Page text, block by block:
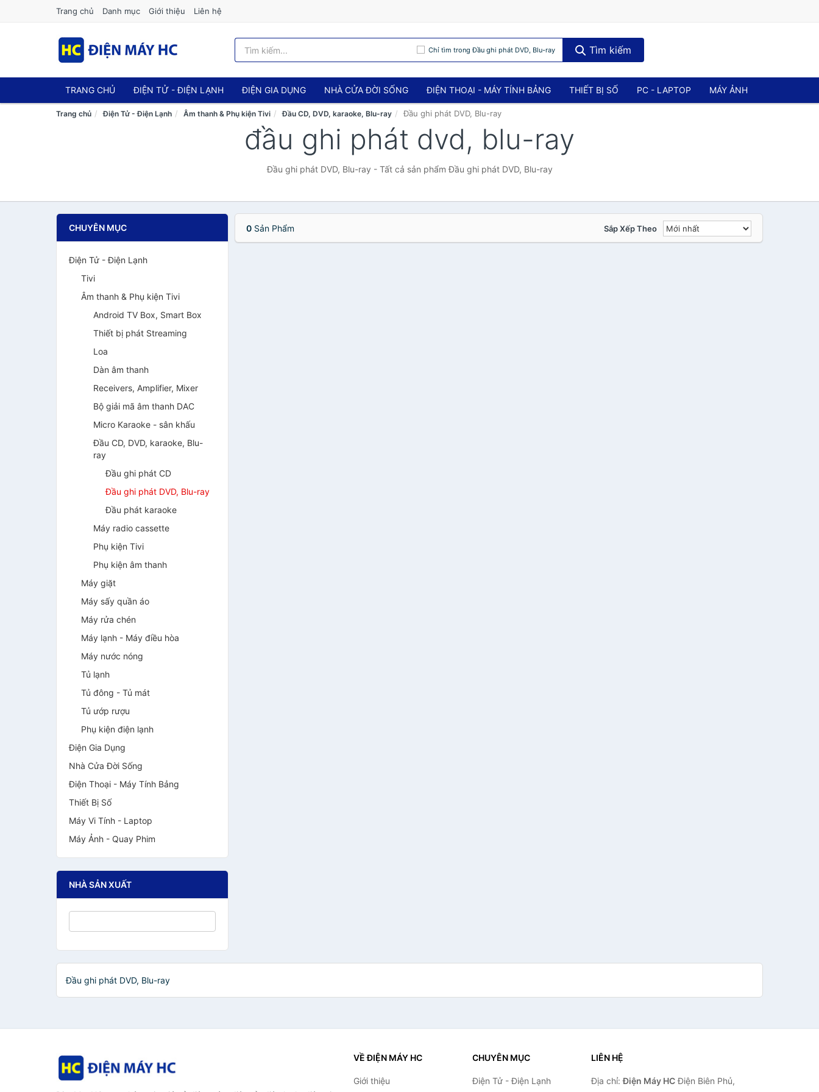
Trang chủ Danh mục Giới thiệu Liên hệ
Chỉ tìm trong Đầu ghi phát DVD, Blu-ray Tìm kiếm
TRANG CHỦ ĐIỆN TỬ - ĐIỆN LẠNH ĐIỆN GIA DỤNG NHÀ CỬA ĐỜI SỐNG ĐIỆN THOẠI - MÁY TÍNH BẢNG THIẾT BỊ SỐ PC - LAPTOP MÁY ẢNH
Trang chủ Điện Tử - Điện Lạnh Âm thanh & Phụ kiện Tivi Đầu CD, DVD, karaoke, Blu-ray Đầu ghi phát DVD, Blu-ray
đầu ghi phát dvd, blu-ray
Đầu ghi phát DVD, Blu-ray - Tất cả sản phẩm Đầu ghi phát DVD, Blu-ray
CHUYÊN MỤC
Điện Tử - Điện Lạnh
Tivi
Âm thanh & Phụ kiện Tivi
Android TV Box, Smart Box
Thiết bị phát Streaming
Loa
Dàn âm thanh
Receivers, Amplifier, Mixer
Bộ giải mã âm thanh DAC
Micro Karaoke - sân khấu
Đầu CD, DVD, karaoke, Blu-
ray
Đầu ghi phát CD
Đầu ghi phát DVD, Blu-ray
Đầu phát karaoke
Máy radio cassette
Phụ kiện Tivi
Phụ kiện âm thanh
Máy giặt
Máy sấy quần áo
Máy rửa chén
Máy lạnh - Máy điều hòa
Máy nước nóng
Tủ lạnh
Tủ đông - Tủ mát
Tủ ướp rượu
Phụ kiện điện lạnh
Điện Gia Dụng
Nhà Cửa Đời Sống
Điện Thoại - Máy Tính Bảng
Thiết Bị Số
Máy Vi Tính - Laptop
Máy Ảnh - Quay Phim
NHÀ SẢN XUẤT
0Sản Phẩm Sắp Xếp Theo
Đầu ghi phát DVD, Blu-ray
VỀ ĐIỆN MÁY HC
Giới thiệu
CHUYÊN MỤC
Điện Tử - Điện Lạnh
LIÊN HỆ
Địa chỉ:Điện Máy HCĐiện Biên Phủ,